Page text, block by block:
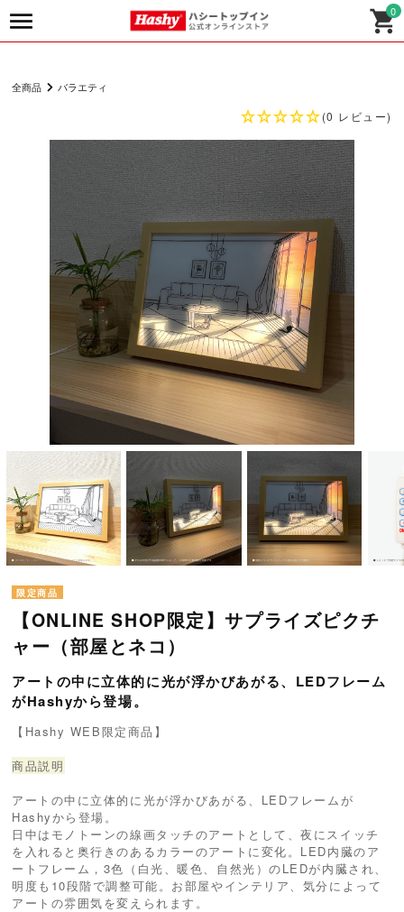
0
全商品 バラエティ
(0 レビュー)
【ONLINE SHOP限定】サプライズピクチ
ャー（部屋とネコ）
アートの中に立体的に光が浮かびあがる、LEDフレーム
がHashyから登場。
【Hashy WEB限定商品】
商品説明
アートの中に立体的に光が浮かびあがる、LEDフレームが
Hashyから登場。
日中はモノトーンの線画タッチのアートとして、夜にスイッチ
を入れると奥行きのあるカラーのアートに変化。LED内臓のア
ートフレーム，3色（白光、暖色、自然光）のLEDが内臓され、
明度も10段階で調整可能。お部屋やインテリア、気分によって
アートの雰囲気を変えられます。